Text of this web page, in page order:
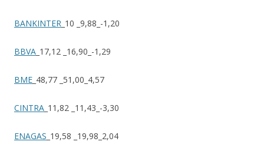
BANKINTER _10 _9,88_-1,20
BBVA _17,12 _16,90_-1,29
BME _48,77 _51,00_4,57
CINTRA _11,82 _11,43_-3,30
ENAGAS _19,58 _19,98_2,04